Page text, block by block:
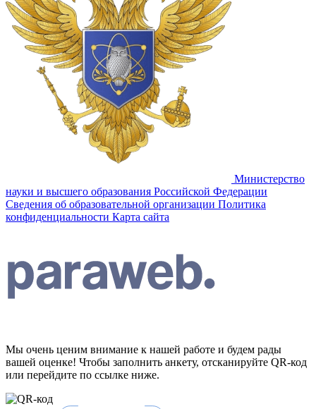
Министерство
науки и высшего образования Российской Федерации
Сведения об образовательной организации Политика
конфиденциальности Карта сайта
Мы очень ценим внимание к нашей работе и будем рады
вашей оценке! Чтобы заполнить анкету, отсканируйте QR-код
или перейдите по ссылке ниже.